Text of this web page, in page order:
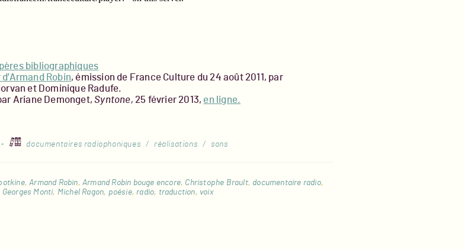
bibliographiques
Robin, émission de France Culture du 24 août 2011, par
et Dominique Radufe.
Ariane Demonget,Syntone, 25 février 2013, en ligne.
post documentaires radiophoniques / réalisations / sons
, Armand Robin, Armand Robin bouge encore, Christophe Brault, documentaire radio,
Georges Monti, Michel Ragon, poésie, radio, traduction, voix